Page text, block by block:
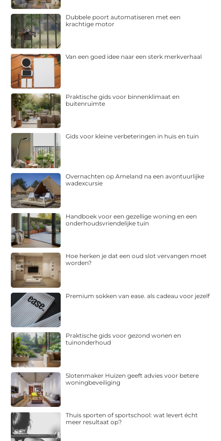
Dubbele poort automatiseren met een
krachtige motor
Van een goed idee naar een sterk merkverhaal
Praktische gids voor binnenklimaat en
buitenruimte
Gids voor kleine verbeteringen in huis en tuin
Overnachten op Ameland na een avontuurlijke
wadexcursie
Handboek voor een gezellige woning en een
onderhoudsvriendelijke tuin
Hoe herken je dat een oud slot vervangen moet
worden?
Premium sokken van ease. als cadeau voor jezelf
Praktische gids voor gezond wonen en
tuinonderhoud
Slotenmaker Huizen geeft advies voor betere
woningbeveiliging
Thuis sporten of sportschool: wat levert écht
meer resultaat op?